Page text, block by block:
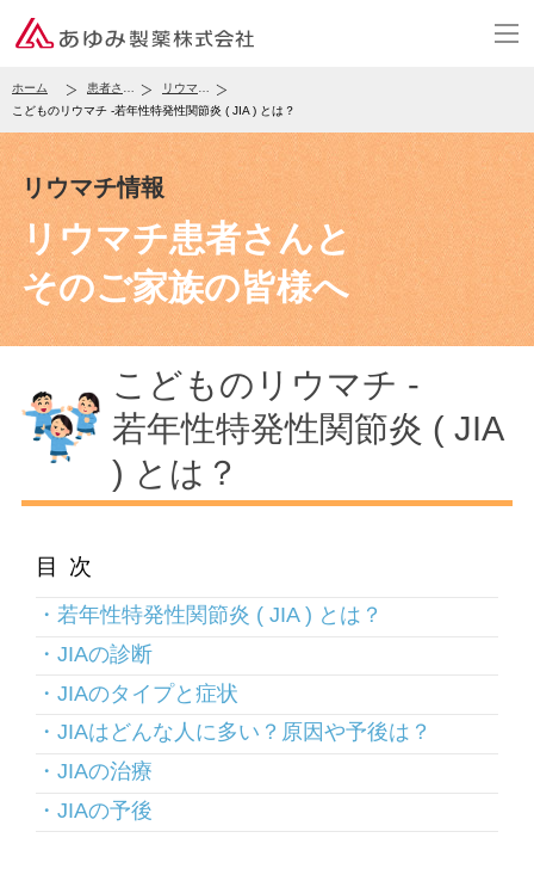
ホーム 患者さん・一般の皆様
リウマチ情報
こどものリウマチ -若年性特発性関節炎 ( JIA ) とは？
リウマチ情報
リウマチ患者さんと
そのご家族の皆様へ
こどものリウマチ -
若年性特発性関節炎 ( JIA
) とは？
目次
若年性特発性関節炎 ( JIA ) とは？
JIAの診断
JIAのタイプと症状
JIAはどんな人に多い？原因や予後は？
JIAの治療
JIAの予後